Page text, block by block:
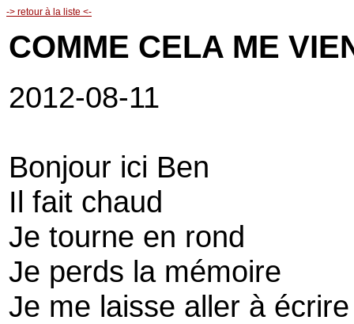
-> retour à la liste <-
COMME CELA ME
2012-08-11
Bonjour ici Ben
Il fait chaud
Je tourne en rond
Je perds la mémoire
Je me laisse aller à écrire